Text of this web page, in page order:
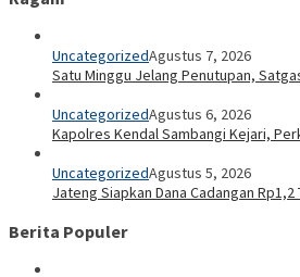
UncategorizedAgustus 7, 2026
Satu Minggu Jelang Penutupan,
UncategorizedAgustus 6, 2026
Kapolres Kendal Sambangi Kejari,
UncategorizedAgustus 5, 2026
Jateng Siapkan Dana Cadangan
Berita Populer